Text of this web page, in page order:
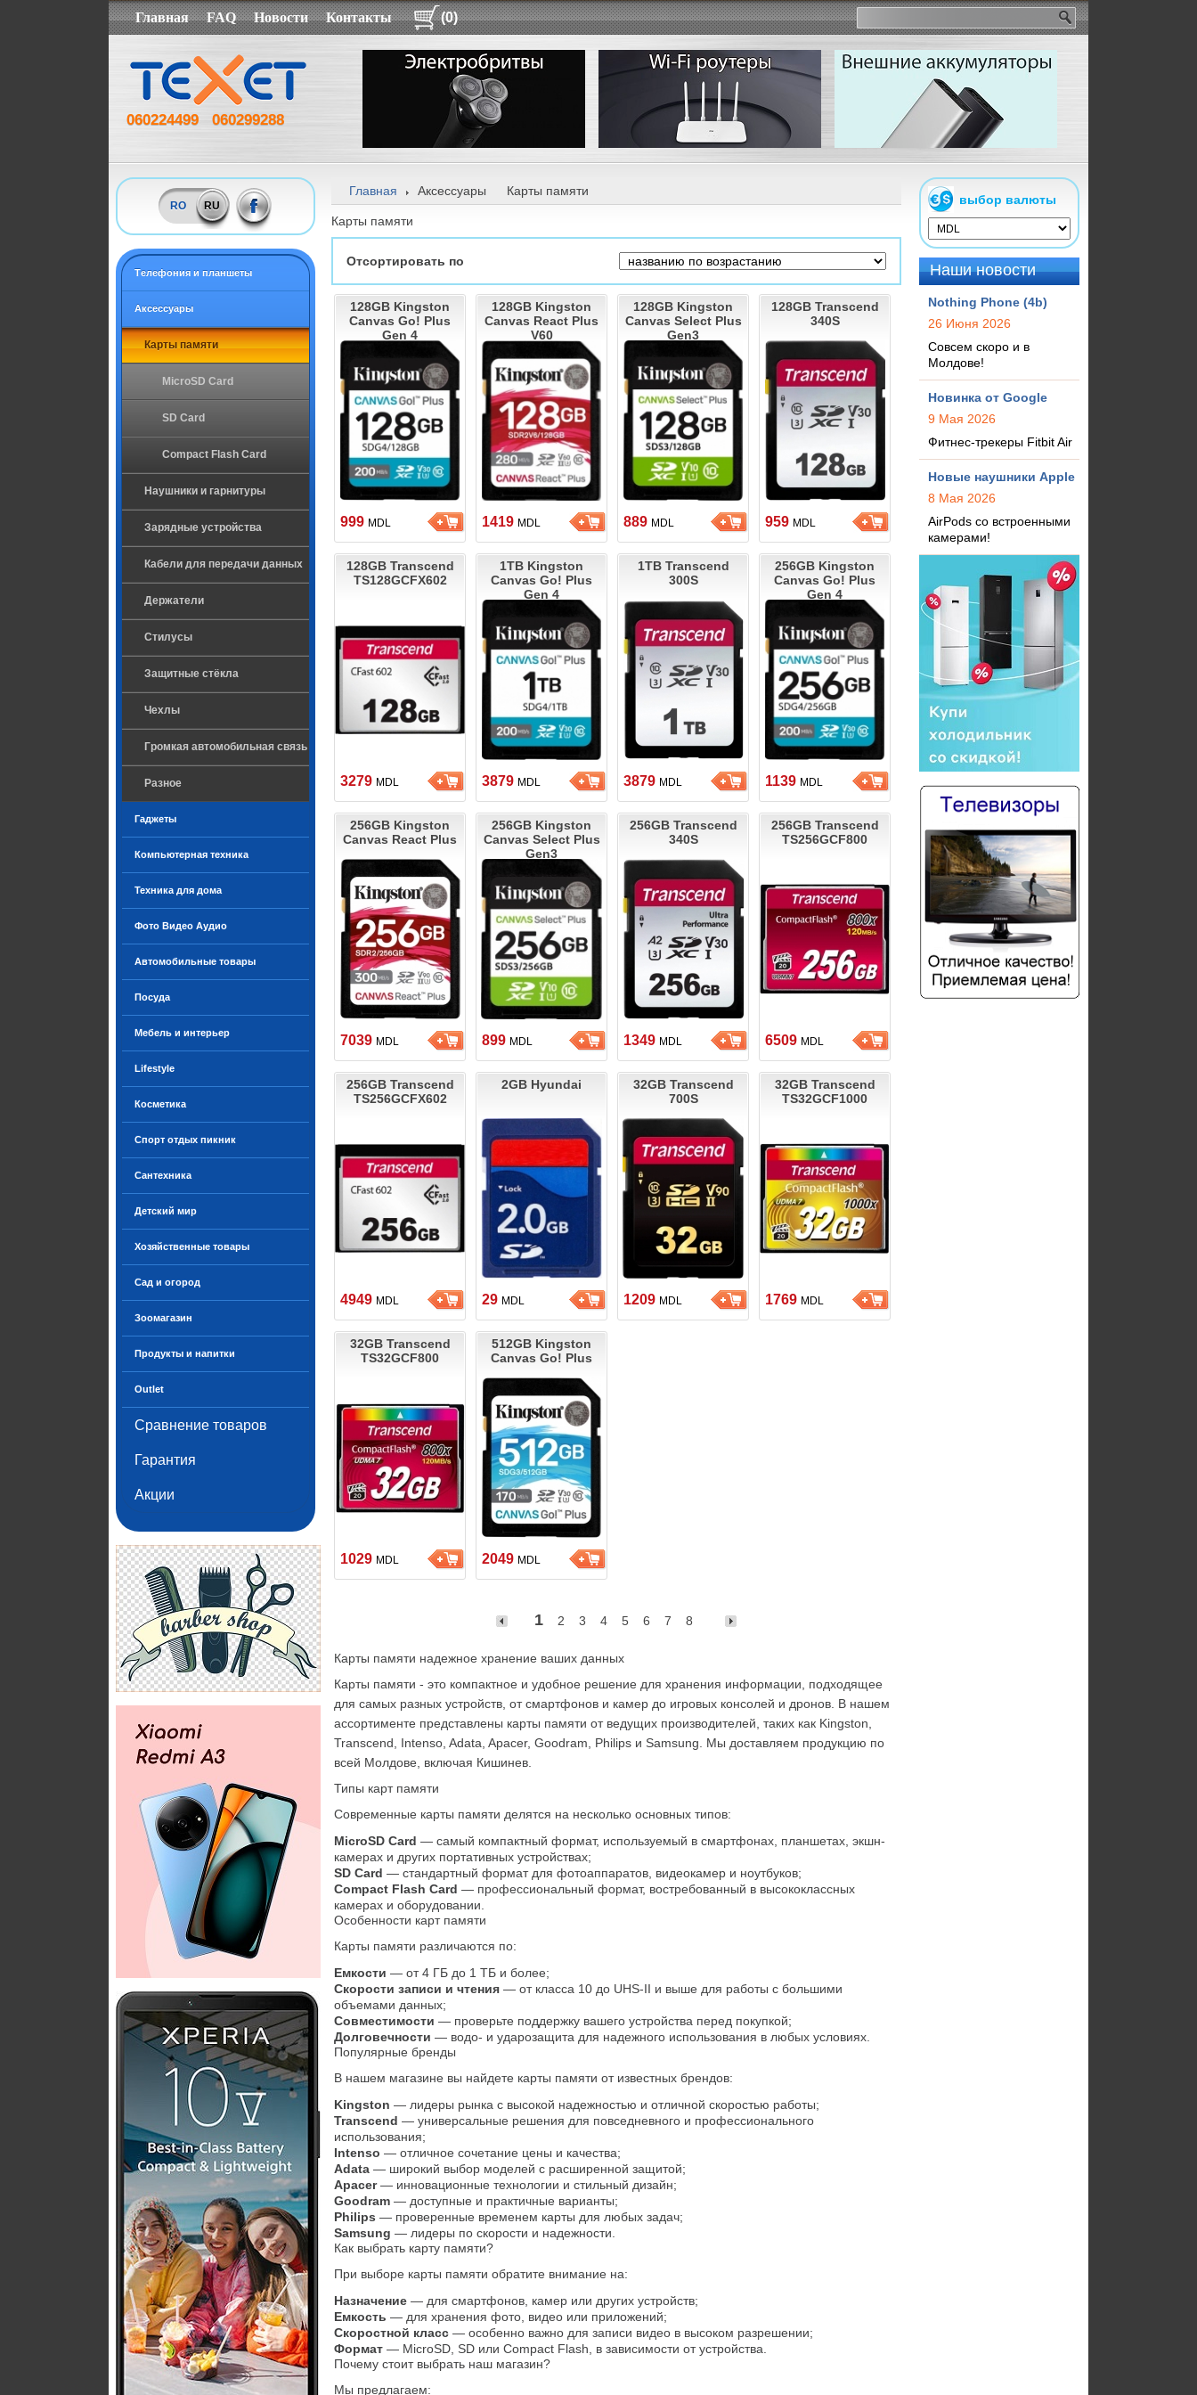
Главная FAQ Новости Контакты (0)
060224499 060299288
RO RU
Tелефония и планшеты
Аксессуары
Карты памяти
MicroSD Card
SD Card
Compact Flash Card
Наушники и гарнитуры
Зарядные устройства
Кабели для передачи данных
Держатели
Стилусы
Защитные стёкла
Чехлы
Громкая автомобильная связь
Разное
Гаджеты
Компьютерная техника
Техника для дома
Фото Видео Аудио
Автомобильные товары
Посуда
Мебель и интерьер
Lifestyle
Косметика
Спорт отдых пикник
Сантехника
Детский мир
Хозяйственные товары
Сад и огород
Зоомагазин
Продукты и напитки
Outlet
Сравнение товаров
Гарантия
Акции
Главная Аксессуары Карты памяти
Карты памяти
Отсортировать по
128GB Kingston
Canvas Go! Plus
Gen 4
999 MDL
128GB Kingston
Canvas React Plus
V60
1419 MDL
128GB Kingston
Canvas Select Plus
Gen3
889 MDL
128GB Transcend
340S
959 MDL
128GB Transcend
TS128GCFX602
3279 MDL
1TB Kingston
Canvas Go! Plus
Gen 4
3879 MDL
1TB Transcend
300S
3879 MDL
256GB Kingston
Canvas Go! Plus
Gen 4
1139 MDL
256GB Kingston
Canvas React Plus
7039 MDL
256GB Kingston
Canvas Select Plus
Gen3
899 MDL
256GB Transcend
340S
1349 MDL
256GB Transcend
TS256GCF800
6509 MDL
256GB Transcend
TS256GCFX602
4949 MDL
2GB Hyundai
29 MDL
32GB Transcend
700S
1209 MDL
32GB Transcend
TS32GCF1000
1769 MDL
32GB Transcend
TS32GCF800
1029 MDL
512GB Kingston
Canvas Go! Plus
2049 MDL
1 2 3 4 5 6 7 8
Карты памяти надежное хранение ваших данных
Карты памяти - это компактное и удобное решение для хранения информации, подходящее
для самых разных устройств, от смартфонов и камер до игровых консолей и дронов. В нашем
ассортименте представлены карты памяти от ведущих производителей, таких как Kingston,
Transcend, Intenso, Adata, Apacer, Goodram, Philips и Samsung. Мы доставляем продукцию по
всей Молдове, включая Кишинев.
Типы карт памяти
Современные карты памяти делятся на несколько основных типов:
MicroSD Card — самый компактный формат, используемый в смартфонах, планшетах, экшн-
камерах и других портативных устройствах;
SD Card — стандартный формат для фотоаппаратов, видеокамер и ноутбуков;
Compact Flash Card — профессиональный формат, востребованный в высококлассных
камерах и оборудовании.
Особенности карт памяти
Карты памяти различаются по:
Емкости — от 4 ГБ до 1 ТБ и более;
Скорости записи и чтения — от класса 10 до UHS-II и выше для работы с большими
объемами данных;
Совместимости — проверьте поддержку вашего устройства перед покупкой;
Долговечности — водо- и ударозащита для надежного использования в любых условиях.
Популярные бренды
В нашем магазине вы найдете карты памяти от известных брендов:
Kingston — лидеры рынка с высокой надежностью и отличной скоростью работы;
Transcend — универсальные решения для повседневного и профессионального
использования;
Intenso — отличное сочетание цены и качества;
Adata — широкий выбор моделей с расширенной защитой;
Apacer — инновационные технологии и стильный дизайн;
Goodram — доступные и практичные варианты;
Philips — проверенные временем карты для любых задач;
Samsung — лидеры по скорости и надежности.
Как выбрать карту памяти?
При выборе карты памяти обратите внимание на:
Назначение — для смартфонов, камер или других устройств;
Емкость — для хранения фото, видео или приложений;
Скоростной класс — особенно важно для записи видео в высоком разрешении;
Формат — MicroSD, SD или Compact Flash, в зависимости от устройства.
Почему стоит выбрать наш магазин?
Мы предлагаем:
выбор валюты
Наши новости
Nothing Phone (4b)
26 Июня 2026
Совсем скоро и в
Молдове!
Новинка от Google
9 Мая 2026
Фитнес-трекеры Fitbit Air
Новые наушники Apple
8 Мая 2026
AirPods со встроенными
камерами!